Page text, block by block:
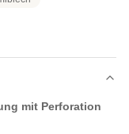
mit Perforation